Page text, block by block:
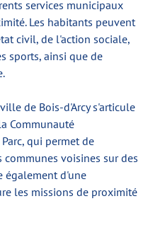
services municipaux
Les habitants peuvent
civil, de l'action sociale,
sports, ainsi que de
de Bois-d'Arcy s'articule
Communauté
qui permet de
voisines sur des
également d'une
les missions de proximité